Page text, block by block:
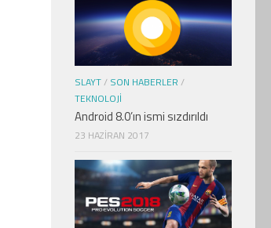
SLAYT/ SON HABERLER /
TEKNOLOJI
Android 8.0’ın ismi sızdırıldı
23 HAZIRAN 2017